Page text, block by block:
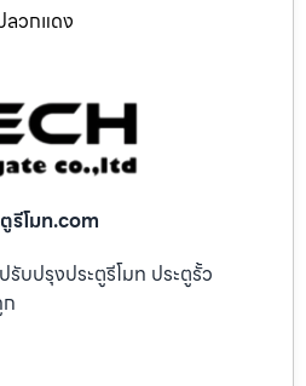
ลวกแดง
รีโมท.com
บปรุงประตูรีโมท ประตูรั้ว